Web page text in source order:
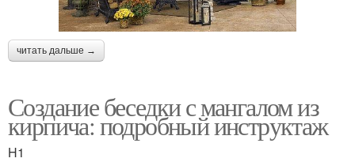
читать дальше →
Создание беседки с мангалом из
кирпича: подробный инструктаж
H1